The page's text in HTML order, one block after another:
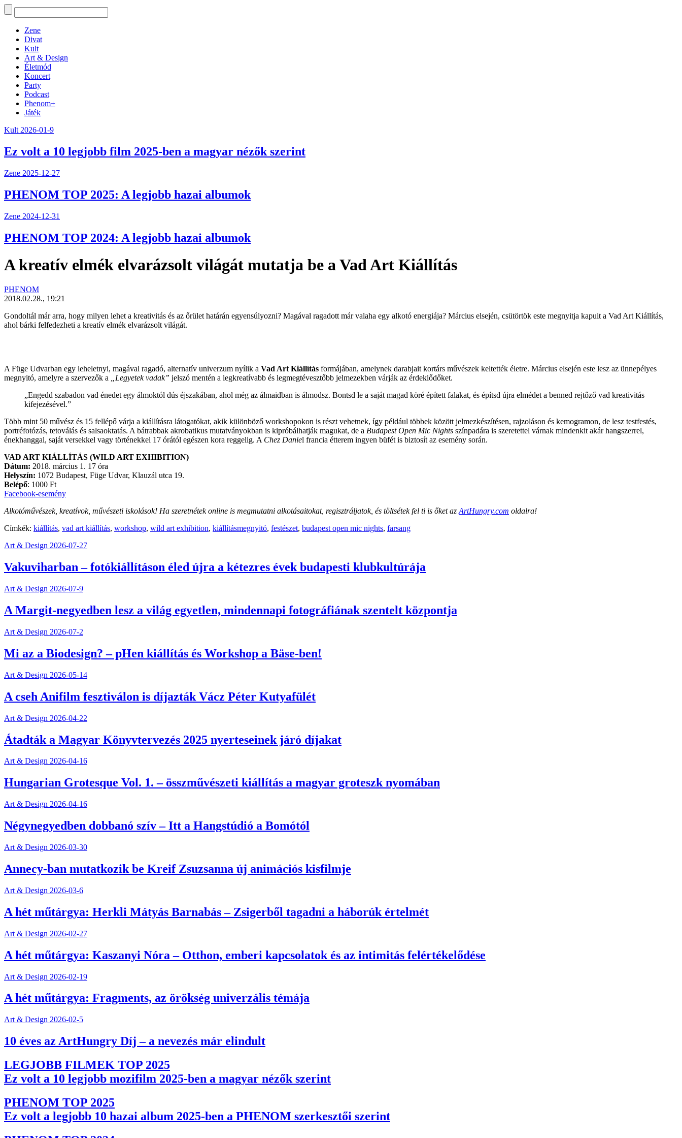
Zene
Divat
Kult
Art & Design
Életmód
Koncert
Party
Podcast
Phenom+
Játék
Kult 2026-01-9
Ez volt a 10 legjobb film 2025-ben a magyar nézők szerint
Zene 2025-12-27
PHENOM TOP 2025: A legjobb hazai albumok
Zene 2024-12-31
PHENOM TOP 2024: A legjobb hazai albumok
A kreatív elmék elvarázsolt világát mutatja be a Vad Art Kiállítás
PHENOM
2018.02.28., 19:21
Gondoltál már arra, hogy milyen lehet a kreativitás és az őrület határán egyensúlyozni? Magával ragadott már valaha egy alkotó energiája? Március elsején, csütörtök este megnyitja kapuit a Vad Art Kiállítás,
ahol bárki felfedezheti a kreatív elmék elvarázsolt világát.
A Füge Udvarban egy leheletnyi, magával ragadó, alternatív univerzum nyílik a Vad Art Kiállítás formájában, amelynek darabjait kortárs művészek keltették életre. Március elsején este lesz az ünnepélyes
megnyitó, amelyre a szervezők a „Legyetek vadak” jelszó mentén a legkreatívabb és legmegtévesztőbb jelmezekben várják az érdeklődőket.
„Engedd szabadon vad énedet egy álmoktól dús éjszakában, ahol még az álmaidban is álmodsz. Bontsd le a saját magad köré épített falakat, és építsd újra elmédet a benned rejtőző vad kreativitás
kifejezésével.”
Több mint 50 művész és 15 fellépő várja a kiállításra látogatókat, akik különböző workshopokon is részt vehetnek, így például többek között jelmezkészítésen, rajzoláson és kemogramon, de lesz testfestés,
portréfotózás, tetoválás és salsaoktatás. A bátrabbak akrobatikus mutatványokban is kipróbálhatják magukat, de a Budapest Open Mic Nights színpadára is szeretettel várnak mindenkit akár hangszerrel,
énekhanggal, saját versekkel vagy történekkel 17 órától egészen kora reggelig. A Chez Daniel francia étterem ingyen büfét is biztosít az esemény során.
VAD ART KIÁLLÍTÁS (WILD ART EXHIBITION)
Dátum: 2018. március 1. 17 óra
Helyszín: 1072 Budapest, Füge Udvar, Klauzál utca 19.
Belépő: 1000 Ft
Facebook-esemény
Alkotóművészek, kreatívok, művészeti iskolások! Ha szeretnétek online is megmutatni alkotásaitokat, regisztráljatok, és töltsétek fel ti is őket azArtHungry.com oldalra!
Címkék: kiállítás, vad art kiállítás, workshop, wild art exhibition, kiállításmegnyitó, festészet, budapest open mic nights, farsang
Art & Design 2026-07-27
Vakuviharban – fotókiállításon éled újra a kétezres évek budapesti klubkultúrája
Art & Design 2026-07-9
A Margit-negyedben lesz a világ egyetlen, mindennapi fotográfiának szentelt központja
Art & Design 2026-07-2
Mi az a Biodesign? – pHen kiállítás és Workshop a Bäse-ben!
Art & Design 2026-05-14
A cseh Anifilm fesztiválon is díjazták Vácz Péter Kutyafülét
Art & Design 2026-04-22
Átadták a Magyar Könyvtervezés 2025 nyerteseinek járó díjakat
Art & Design 2026-04-16
Hungarian Grotesque Vol. 1. – összművészeti kiállítás a magyar groteszk nyomában
Art & Design 2026-04-16
Négynegyedben dobbanó szív – Itt a Hangstúdió a Bomótól
Art & Design 2026-03-30
Annecy-ban mutatkozik be Kreif Zsuzsanna új animációs kisfilmje
Art & Design 2026-03-6
A hét műtárgya: Herkli Mátyás Barnabás – Zsigerből tagadni a háborúk értelmét
Art & Design 2026-02-27
A hét műtárgya: Kaszanyi Nóra – Otthon, emberi kapcsolatok és az intimitás felértékelődése
Art & Design 2026-02-19
A hét műtárgya: Fragments, az örökség univerzális témája
Art & Design 2026-02-5
10 éves az ArtHungry Díj – a nevezés már elindult
LEGJOBB FILMEK TOP 2025
Ez volt a 10 legjobb mozifilm 2025-ben a magyar nézők szerint
PHENOM TOP 2025
Ez volt a legjobb 10 hazai album 2025-ben a PHENOM szerkesztői szerint